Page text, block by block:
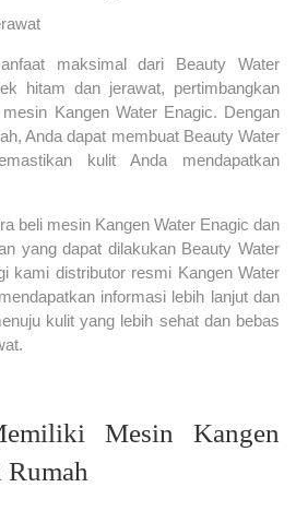
maksimal dari Beauty Water
hitam dan jerawat, pertimbangkan
Kangen Water Enagic. Dengan
Anda dapat membuat Beauty Water
kulit Anda mendapatkan
beli mesin Kangen Water Enagic dan
yang dapat dilakukan Beauty Water
kami distributor resmi Kangen Water
informasi lebih lanjut dan
kulit yang lebih sehat dan bebas
Mesin Kangen